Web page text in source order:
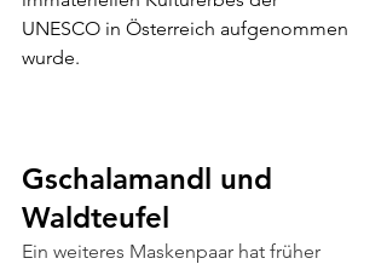
UNESCO in Österreich aufgenommen
wurde.
Gschalamandl und
Waldteufel
Ein weiteres Maskenpaar hat früher